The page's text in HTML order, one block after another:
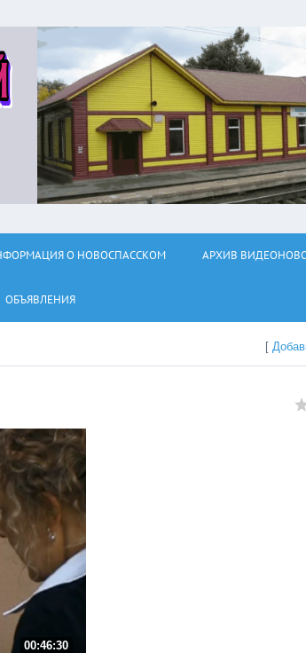
О НОВОСПАССКОМ АРХИВ
ОБЪЯВЛЕНИЯ
[
00:46:30